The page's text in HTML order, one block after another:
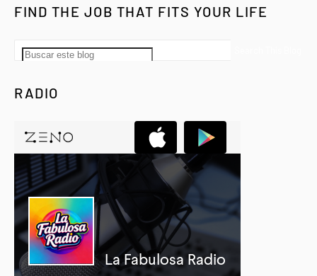
FIND THE JOB THAT FITS YOUR LIFE
RADIO